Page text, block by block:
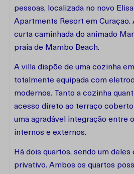
pessoas, localizada no novo
Apartments Resort em Curaçao.
curta caminhada do animado
praia de Mambo Beach.
A villa dispõe de uma cozinha
totalmente equipada com
modernos. Tanto a cozinha
acesso direto ao terraço
uma agradável integração entre
internos e externos.
Há dois quartos, sendo um
privativo. Ambos os quartos